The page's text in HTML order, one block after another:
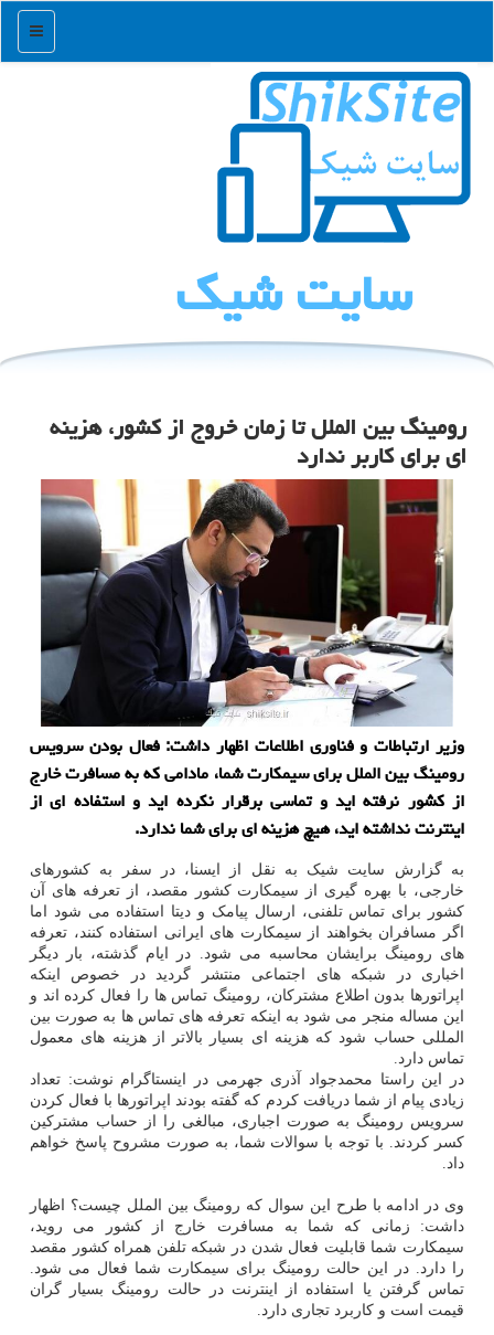
منو
سایت شیك
رومینگ بین الملل تا زمان خروج از كشور، هزینه
ای برای كاربر ندارد
وزیر ارتباطات و فناوری اطلاعات اظهار داشت: فعال بودن سرویس
رومینگ بین الملل برای سیمكارت شما، مادامی كه به مسافرت خارج
از كشور نرفته اید و تماسی برقرار نكرده اید و استفاده ای از
اینترنت نداشته اید، هیچ هزینه ای برای شما ندارد.
به گزارش سایت شیک به نقل از ایسنا، در سفر به کشورهای
خارجی، با بهره گیری از سیمکارت کشور مقصد، از تعرفه های آن
کشور برای تماس تلفنی، ارسال پیامک و دیتا استفاده می شود اما
اگر مسافران بخواهند از سیمکارت های ایرانی استفاده کنند، تعرفه
های رومینگ برایشان محاسبه می شود. در ایام گذشته، بار دیگر
اخباری در شبکه های اجتماعی منتشر گردید در خصوص اینکه
اپراتورها بدون اطلاع مشترکان، رومینگ تماس ها را فعال کرده اند و
این مساله منجر می شود به اینکه تعرفه های تماس ها به صورت بین
المللی حساب شود که هزینه ای بسیار بالاتر از هزینه های معمول
تماس دارد.
در این راستا محمدجواد آذری جهرمی در اینستاگرام نوشت: تعداد
زیادی پیام از شما دریافت کردم که گفته بودند اپراتورها با فعال کردن
سرویس رومینگ به صورت اجباری، مبالغی را از حساب مشترکین
کسر کردند. با توجه با سوالات شما، به صورت مشروح پاسخ خواهم
داد.
وی در ادامه با طرح این سوال که رومینگ بین الملل چیست؟ اظهار
داشت: زمانی که شما به مسافرت خارج از کشور می روید،
سیمکارت شما قابلیت فعال شدن در شبکه تلفن همراه کشور مقصد
را دارد. در این حالت رومینگ برای سیمکارت شما فعال می شود.
تماس گرفتن یا استفاده از اینترنت در حالت رومینگ بسیار گران
قیمت است و کاربرد تجاری دارد.